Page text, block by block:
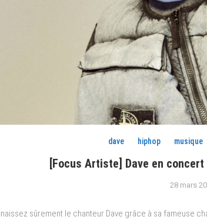
dave hiphop musique
[Focus Artiste] Dave en
28 mars
sûrement le chanteur Dave grâce à sa fameuse